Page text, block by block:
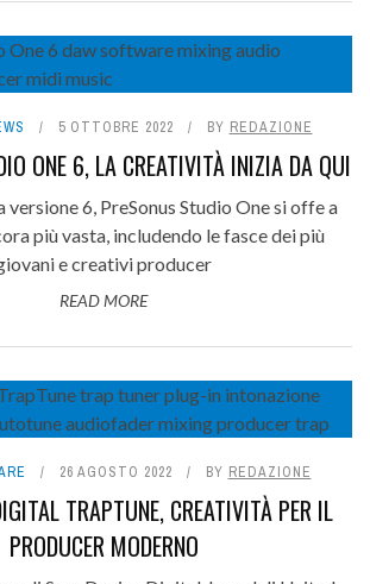
5 OTTOBRE 2022 BY REDAZIONE
ONE 6, LA CREATIVITÀ INIZIA DA QUI
6, PreSonus Studio One si offe a
più vasta, includendo le fasce dei più
e creativi producer
READ MORE
26 AGOSTO 2022 BY REDAZIONE
TRAPTUNE, CREATIVITÀ PER IL
PRODUCER MODERNO